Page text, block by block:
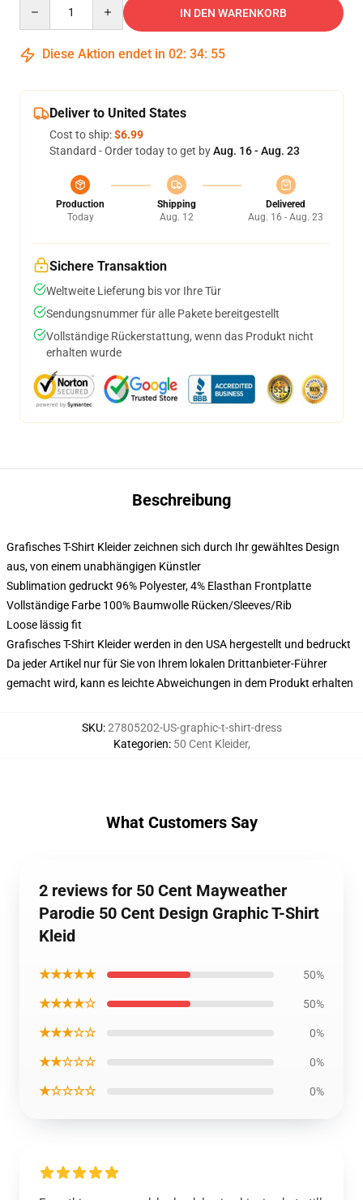
IN DEN WARENKORB
Diese Aktion endet in 02: 34: 54
Deliver to United States
Cost to ship:$6.99
Standard - Order today to get byAug. 16 - Aug. 23
Production
Today
Shipping
Aug. 12
Delivered
Aug. 16 - Aug. 23
Sichere Transaktion
Weltweite Lieferung bis vor Ihre Tür
Sendungsnummer für alle Pakete bereitgestellt
Vollständige Rückerstattung, wenn das Produkt nicht
erhalten wurde
Beschreibung
Grafisches T-Shirt Kleider zeichnen sich durch Ihr gewähltes Design
aus, von einem unabhängigen Künstler
Sublimation gedruckt 96% Polyester, 4% Elasthan Frontplatte
Vollständige Farbe 100% Baumwolle Rücken/Sleeves/Rib
Loose lässig fit
Grafisches T-Shirt Kleider werden in den USA hergestellt und bedruckt
Da jeder Artikel nur für Sie von Ihrem lokalen Drittanbieter-Führer
gemacht wird, kann es leichte Abweichungen in dem Produkt erhalten
SKU:27805202-US-graphic-t-shirt-dress
Kategorien: 50 Cent Kleider,
What Customers Say
2 reviews for 50 Cent Mayweather
Parodie 50 Cent Design Graphic T-Shirt
Kleid
★★★★★ 50%
★★★★☆ 50%
★★★☆☆ 0%
★★☆☆☆ 0%
★☆☆☆☆ 0%